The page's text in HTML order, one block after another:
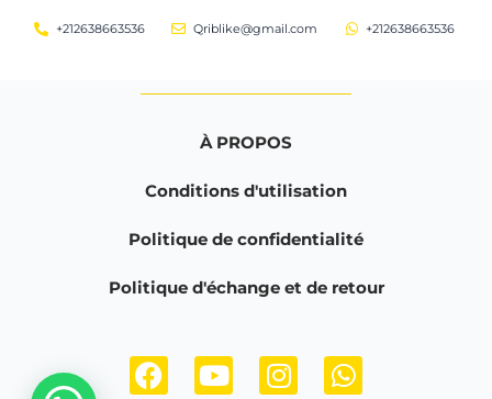
+212638663536 Qriblike@gmail.com +212638663536
À PROPOS
Conditions d'utilisation
Politique de confidentialité
Politique d'échange et de retour
F
Y
I
W